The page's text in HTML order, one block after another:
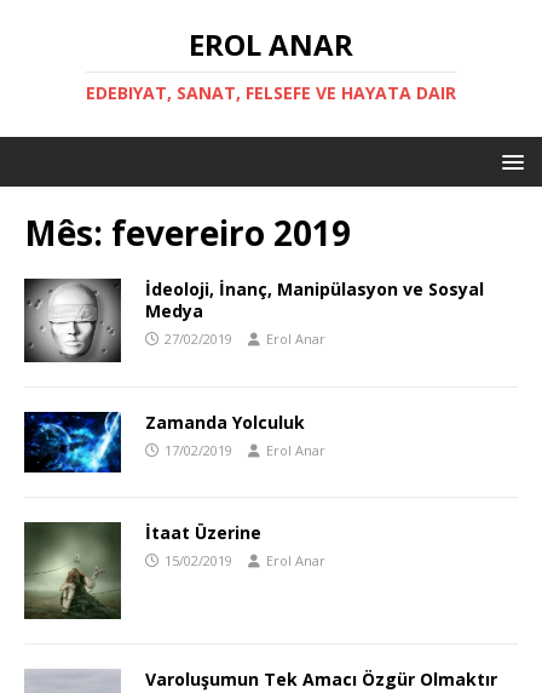
EROL ANAR
EDEBIYAT, SANAT, FELSEFE VE HAYATA DAIR
Mês: fevereiro 2019
İdeoloji, İnanç, Manipülasyon ve Sosyal
Medya
27/02/2019 Erol Anar
Zamanda Yolculuk
17/02/2019 Erol Anar
İtaat Üzerine
15/02/2019 Erol Anar
Varoluşumun Tek Amacı Özgür Olmaktır